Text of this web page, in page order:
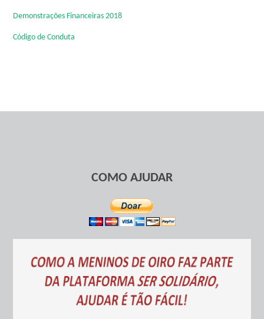
Demonstrações Financeiras 2018
Código de Conduta
COMO AJUDAR